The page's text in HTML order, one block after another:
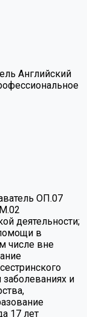
Английский
ОП.07
деятельности;
в
числе вне
и
17 лет